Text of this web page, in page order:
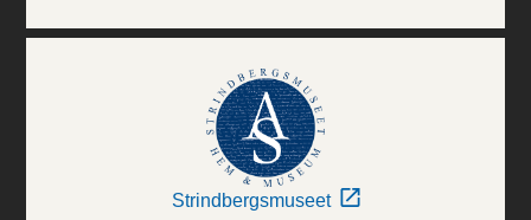
Strindbergsmuseet